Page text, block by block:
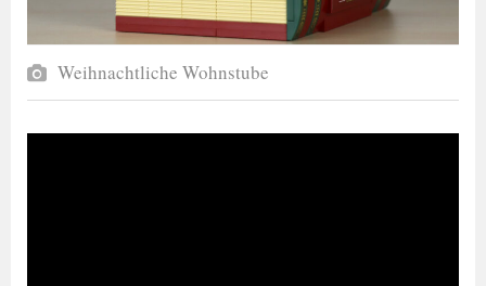
Weihnachtliche Wohnstube